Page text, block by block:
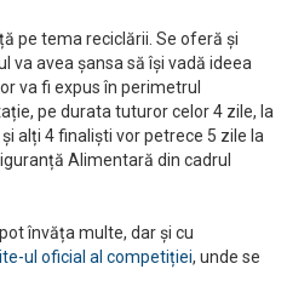
pe tema reciclării. Se oferă și
va avea șansa să își vadă ideea
va fi expus în perimetrul
pe durata tuturor celor 4 zile, la
alți 4 finaliști vor petrece 5 zile la
Alimentară din cadrul
învăța multe, dar și cu
ul oficial al competiției, unde se